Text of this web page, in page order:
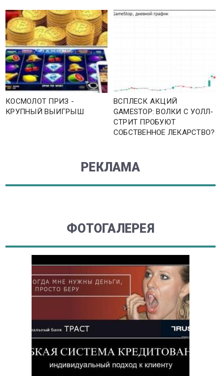
КОСМОЛОТ ПРИЗ -
КРУПНЫЙ ВЫИГРЫШ
ВСПЛЕСК АКЦИЙ
GAMESTOP: ВОЛКИ С УОЛЛ-
СТРИТ ПРОБУЮТ
СОБСТВЕННОЕ ЛЕКАРСТВО?
РЕКЛАМА
ФОТОГАЛЕРЕЯ